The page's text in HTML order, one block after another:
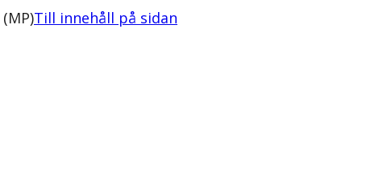
Till innehåll på sidan